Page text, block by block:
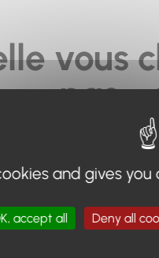
vous
pas...
de recherche en
Retour
and gives
accept all Deny all